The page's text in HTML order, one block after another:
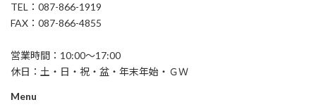
TEL：087-866-1919
FAX：087-866-4855
営業時間：10:00～17:00
休日：土・日・祝・盆・年末年始・ＧＷ
Menu